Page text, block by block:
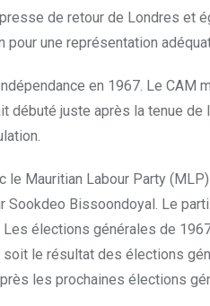
de retour de Londres et
une représentation
en 1967. Le
débuté juste après la tenue
Mauritian Labour Party
Sookdeo Bissoondoyal. Le
Les élections générales de
soit le résultat des élections
les prochaines élections